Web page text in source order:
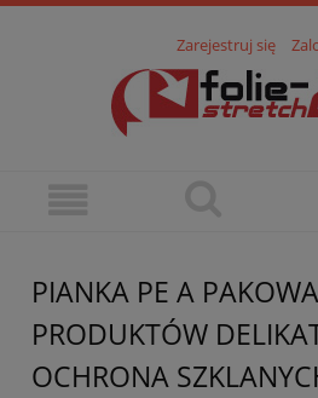
Zarejestruj się
PIANKA PE A
PRODUKTÓW
OCHRONA